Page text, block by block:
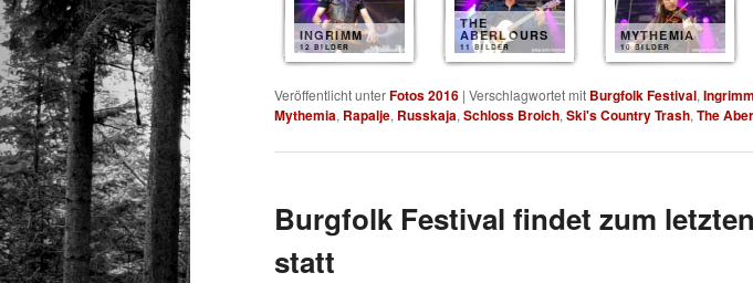
INGRIMM
12 BILDER
THE
ABERLOURS
11 BILDER
MYTHEMIA
10 BILDER
Veröffentlicht unterFotos 2016 | Verschlagwortet mit Burgfolk Festival, Ingrimm
Mythemia, Rapalje, Russkaja, Schloss Broich, Ski's Country Trash, The
Burgfolk Festival findet zum
statt